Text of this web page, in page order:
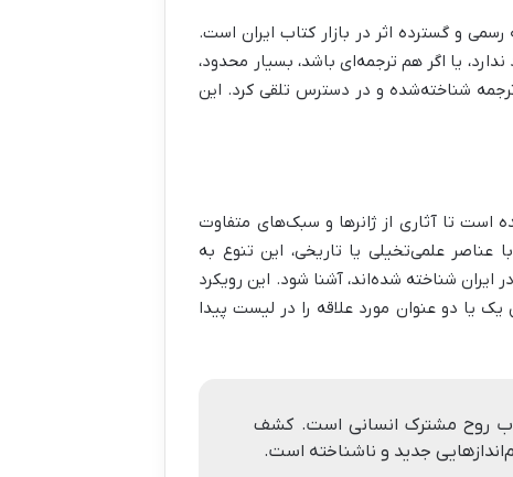
و گسترده اثر در بازار کتاب ایران است.
یا اگر هم ترجمه‌ای باشد، بسیار محدود،
شناخته‌شده و در دسترس تلقی کرد. این
است تا آثاری از ژانرها و سبک‌های متفاوت
عناصر علمی‌تخیلی یا تاریخی، این تنوع به
شناخته شده‌اند، آشنا شود. این رویکرد
یا دو عنوان مورد علاقه را در لیست پیدا
روح مشترک انسانی است. کشف
جدید و ناشناخته است.